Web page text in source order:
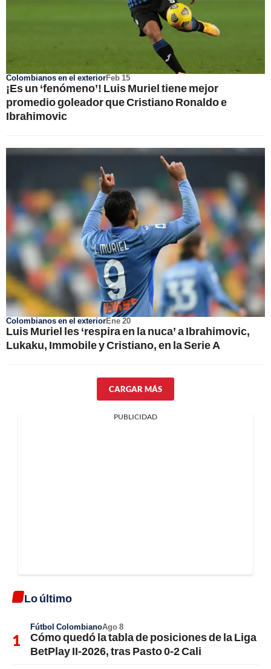
Colombianos en el exteriorFeb 15
¡Es un ‘fenómeno’! Luis Muriel tiene mejor
promedio goleador que Cristiano Ronaldo e
Ibrahimovic
Colombianos en el exteriorEne 20
Luis Muriel les ‘respira en la nuca’ a Ibrahimovic,
Lukaku, Immobile y Cristiano, en la Serie A
CARGAR MÁS
PUBLICIDAD
Lo último
Fútbol ColombianoAgo 8
Cómo quedó la tabla de posiciones de la Liga
BetPlay II-2026, tras Pasto 0-2 Cali